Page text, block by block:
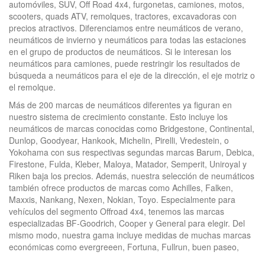
automóviles, SUV, Off Road 4x4, furgonetas, camiones, motos,
scooters, quads ATV, remolques, tractores, excavadoras con
precios atractivos. Diferenciamos entre neumáticos de verano,
neumáticos de invierno y neumáticos para todas las estaciones
en el grupo de productos de neumáticos. Si le interesan los
neumáticos para camiones, puede restringir los resultados de
búsqueda a neumáticos para el eje de la dirección, el eje motriz o
el remolque.
Más de 200 marcas de neumáticos diferentes ya figuran en
nuestro sistema de crecimiento constante. Esto incluye los
neumáticos de marcas conocidas como Bridgestone, Continental,
Dunlop, Goodyear, Hankook, Michelin, Pirelli, Vredestein, o
Yokohama con sus respectivas segundas marcas Barum, Debica,
Firestone, Fulda, Kleber, Maloya, Matador, Semperit, Uniroyal y
Riken baja los precios. Además, nuestra selección de neumáticos
también ofrece productos de marcas como Achilles, Falken,
Maxxis, Nankang, Nexen, Nokian, Toyo. Especialmente para
vehículos del segmento Offroad 4x4, tenemos las marcas
especializadas BF-Goodrich, Cooper y General para elegir. Del
mismo modo, nuestra gama incluye medidas de muchas marcas
económicas como evergreeen, Fortuna, Fullrun, buen paseo,